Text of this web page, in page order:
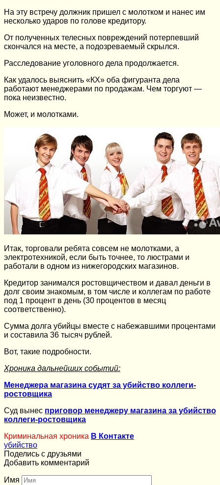
На эту встречу должник пришел с молотком и нанес им
несколько ударов по голове кредитору.
От полученных телесных повреждений потерпевший
скончался на месте, а подозреваемый скрылся.
Расследование уголовного дела продолжается.
Как удалось выяснить «КХ» оба фигуранта дела
работают менеджерами по продажам. Чем торгуют —
пока неизвестно.
Может, и молотками.
Итак, торговали ребята совсем не молотками, а
электротехникой, если быть точнее, то люстрами и
работали в одном из нижегородских магазинов.
Кредитор занимался ростовщичеством и давал деньги в
долг своим знакомым, в том числе и коллегам по работе
под 1 процент в день (30 процентов в месяц
соответственно).
Сумма долга убийцы вместе с набежавшими процентами
и составила 36 тысяч рублей.
Вот, такие подробности.
Хроника дальнейших событий:
Менеджера магазина судят за убийство коллеги-
ростовщика
Суд вынес приговор менеджеру магазина за убийство
коллеги-ростовщика
Криминальная хроника В Контакте
убийство
Поделись с друзьями
Добавить комментарий
Имя